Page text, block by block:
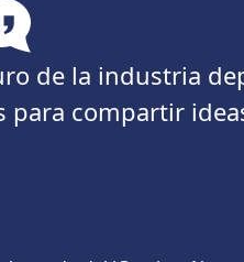
de la industria
para compartir